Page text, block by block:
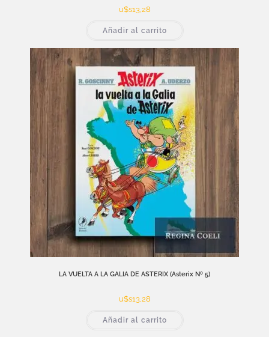
u$s13,28
Añadir al carrito
LA VUELTA A LA GALIA DE ASTERIX (Asterix Nº 5)
u$s13,28
Añadir al carrito